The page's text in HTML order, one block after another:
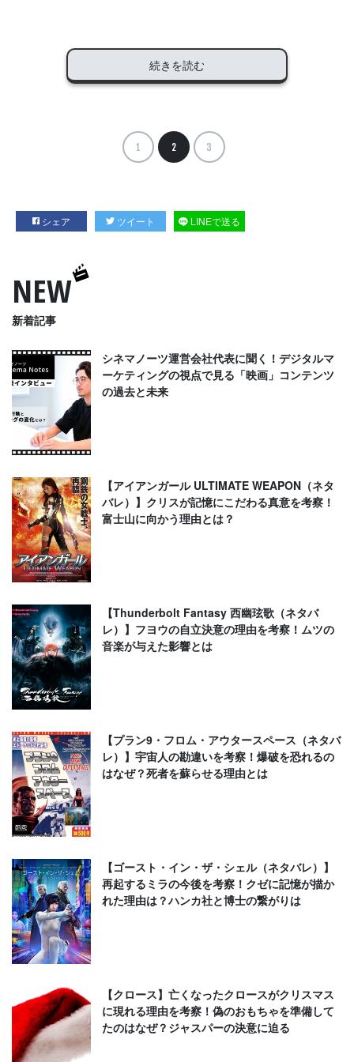
続きを読む
1 2 3
シェア ツイート LINEで送る
NEW
新着記事
シネマノーツ運営会社代表に聞く！デジタルマ
ーケティングの視点で見る「映画」コンテンツ
の過去と未来
【アイアンガール ULTIMATE WEAPON（ネタ
バレ）】クリスが記憶にこだわる真意を考察！
富士山に向かう理由とは？
【Thunderbolt Fantasy 西幽玹歌（ネタバ
レ）】フヨウの自立決意の理由を考察！ムツの
音楽が与えた影響とは
【プラン9・フロム・アウタースペース（ネタバ
レ）】宇宙人の勘違いを考察！爆破を恐れるの
はなぜ？死者を蘇らせる理由とは
【ゴースト・イン・ザ・シェル（ネタバレ）】
再起するミラの今後を考察！クゼに記憶が描か
れた理由は？ハンカ社と博士の繋がりは
【クロース】亡くなったクロースがクリスマス
に現れる理由を考察！偽のおもちゃを準備して
たのはなぜ？ジャスパーの決意に迫る